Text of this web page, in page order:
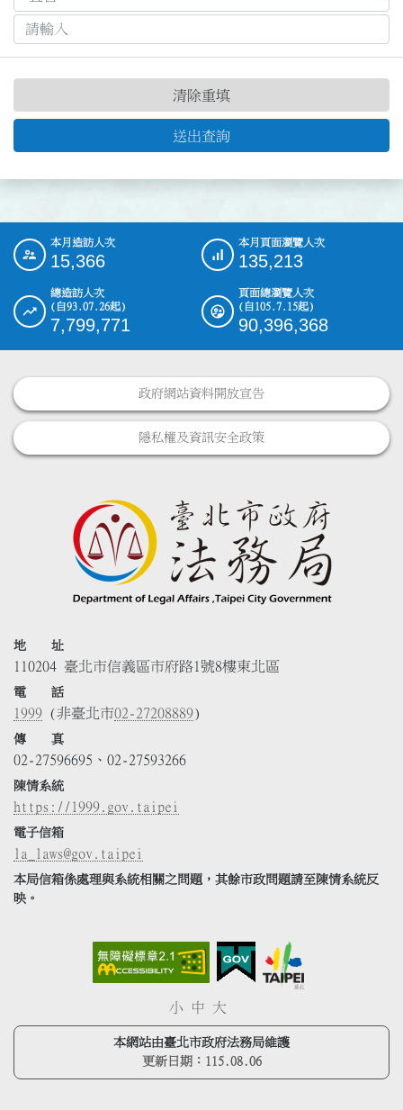
送出查詢
清除重填
::: 本月造訪人次
15,366
本月頁面瀏覽人次
135,213
總造訪人次
(自93.07.26起)
7,799,771
頁面總瀏覽人次
(自105.7.15起)
90,396,368
政府網站資料開放宣告
隱私權及資訊安全政策
地 址
110204 臺北市信義區市府路1號8樓東北區
電 話
1999 (非臺北市02-27208889)
傳 真
02-27596695、02-27593266
陳情系統
https://1999.gov.taipei
電子信箱
la_laws@gov.taipei
本局信箱係處理與系統相關之問題，其餘市政問題請至陳情系統反
映。
小 中 大
本網站由臺北市政府法務局維護
更新日期： 115.08.06